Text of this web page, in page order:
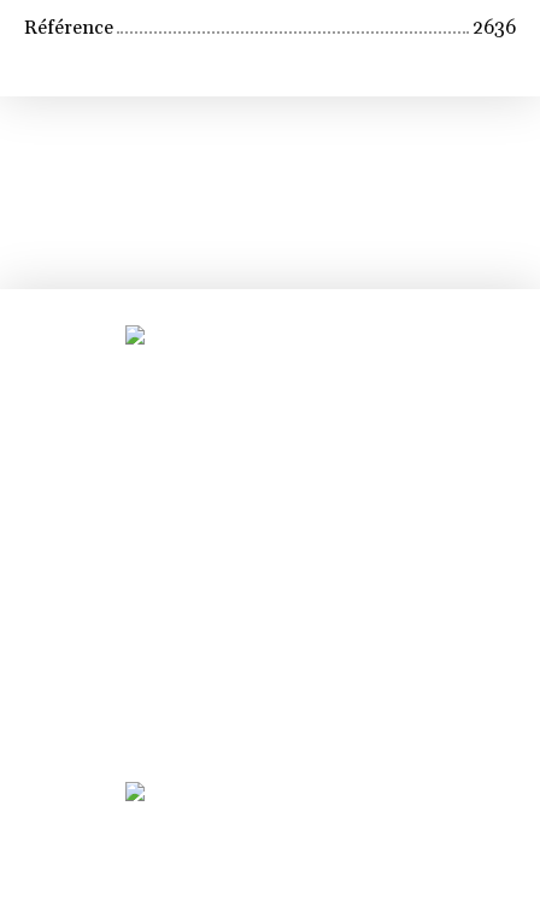
Référence 2636